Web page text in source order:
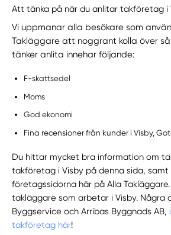
Att tänka på när du anlitar takföretag i
Vi uppmanar alla besökare som
Takläggare att noggrant kolla över
tänker anlita innehar följande:
F-skattsedel
Moms
God ekonomi
Fina recensioner från kunder i Visby,
Du hittar mycket bra information om
takföretag i Visby på denna sida, samt
företagssidorna här på Alla
takläggare som arbetar i Visby. Några
Byggservice och Arribas Byggnads AB,
takföretag här!